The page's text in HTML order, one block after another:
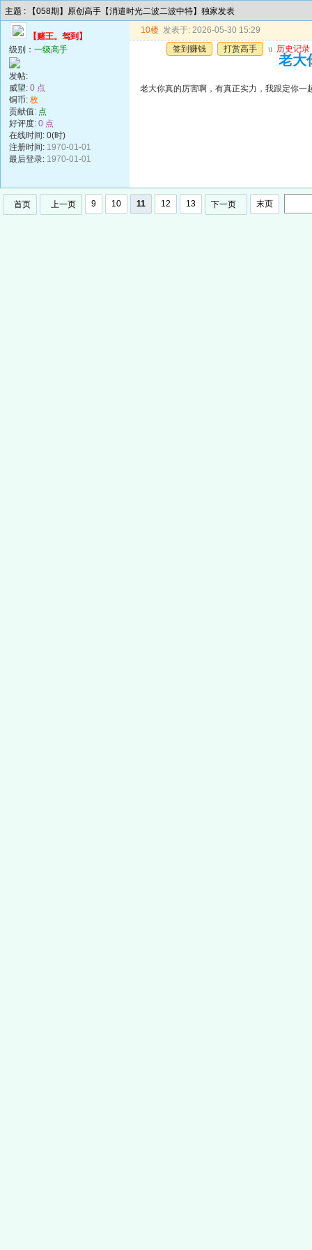
主题 : 【058期】原创高手【消遣时光二波二波中特】独家发表
【赌王。驾到】
级别： 一级高手
发帖:
威望: 0 点
铜币: 枚
贡献值: 点
好评度: 0 点
在线时间: 0(时)
注册时间: 1970-01-01
最后登录: 1970-01-01
10楼 发表于: 2026-05-30 15:29
签到赚钱
打赏高手 u 历史记录
老大
老大你真的厉害啊，有真正实力，我跟定你一
首页 上一页 9 10 11 12 13 下一页 末页